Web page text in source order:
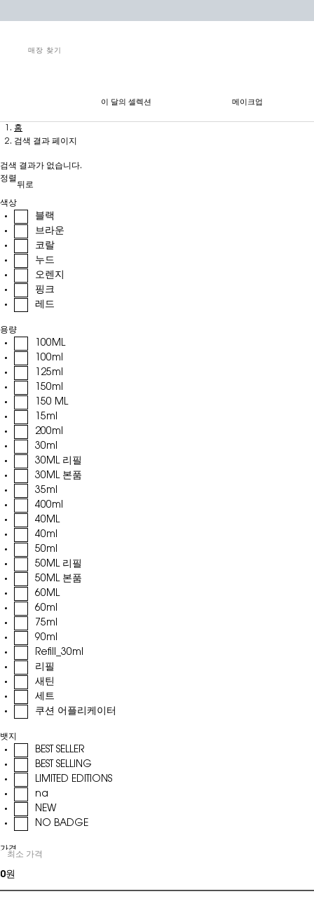
매장 찾기
이 달의 셀렉션 메이크업
메인 콘텐츠
홈
검색 결과 페이지
검색 결과가 없습니다.
정렬
뒤로
색상
블랙
브라운
코랄
누드
오렌지
핑크
레드
용량
100ML
100ml
125ml
150ml
150 ML
15ml
200ml
30ml
30ML 리필
30ML 본품
35ml
400ml
40ML
40ml
50ml
50ML 리필
50ML 본품
60ML
60ml
75ml
90ml
Refill_30ml
리필
새틴
세트
쿠션 어플리케이터
뱃지
BEST SELLER
BEST SELLING
LIMITED EDITIONS
na
NEW
NO BADGE
가격
최소 가격